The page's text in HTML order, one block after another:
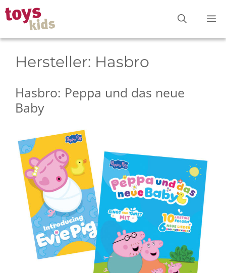
Zum
Inhalt
springen
Hersteller: Hasbro
Hasbro: Peppa und das neue
Baby